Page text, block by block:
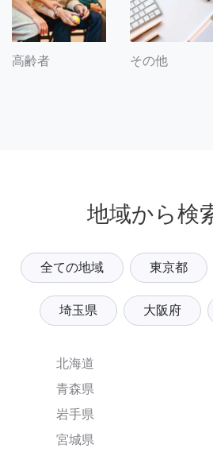
高齢者 その他
地域から検
全ての地域 東京都
埼玉県 大阪府
北海道
青森県
岩手県
宮城県